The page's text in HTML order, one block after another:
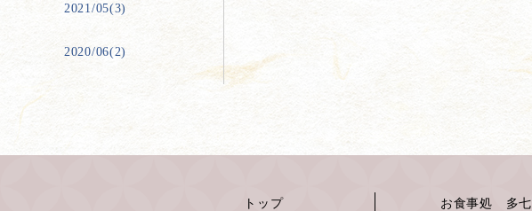
2021/05(3)
2020/06(2)
トップ お食事処 多七